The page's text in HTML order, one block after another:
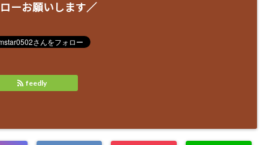
ーお願いします／
feedly